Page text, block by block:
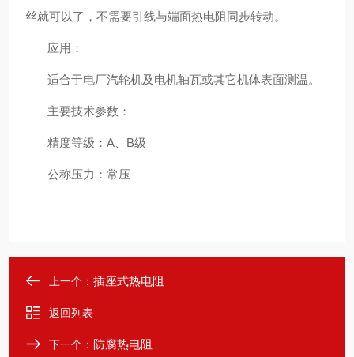
丝就可以了，不需要引线与端面热电阻同步转动。
应用：
适合于电厂汽轮机及电机轴瓦或其它机体表面测温。
主要技术参数：
精度等级：A、B级
公称压力：常压
上一个： 插座式热电阻
返回列表
下一个： 防腐热电阻